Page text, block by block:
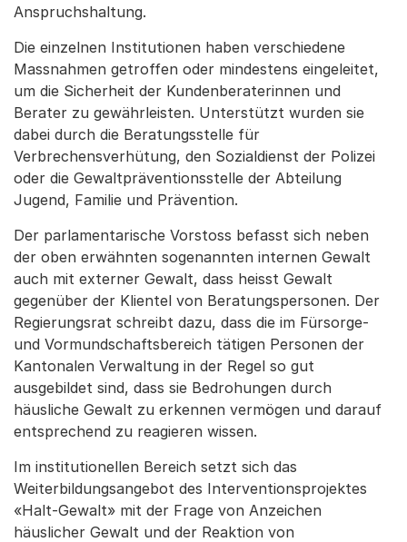
Anspruchshaltung.
Die einzelnen Institutionen haben verschiedene
Massnahmen getroffen oder mindestens eingeleitet,
um die Sicherheit der Kundenberaterinnen und
Berater zu gewährleisten. Unterstützt wurden sie
dabei durch die Beratungsstelle für
Verbrechensverhütung, den Sozialdienst der Polizei
oder die Gewaltpräventionsstelle der Abteilung
Jugend, Familie und Prävention.
Der parlamentarische Vorstoss befasst sich neben
der oben erwähnten sogenannten internen Gewalt
auch mit externer Gewalt, dass heisst Gewalt
gegenüber der Klientel von Beratungspersonen. Der
Regierungsrat schreibt dazu, dass die im Fürsorge-
und Vormundschaftsbereich tätigen Personen der
Kantonalen Verwaltung in der Regel so gut
ausgebildet sind, dass sie Bedrohungen durch
häusliche Gewalt zu erkennen vermögen und darauf
entsprechend zu reagieren wissen.
Im institutionellen Bereich setzt sich das
Weiterbildungsangebot des Interventionsprojektes
«Halt-Gewalt» mit der Frage von Anzeichen
häuslicher Gewalt und der Reaktion von